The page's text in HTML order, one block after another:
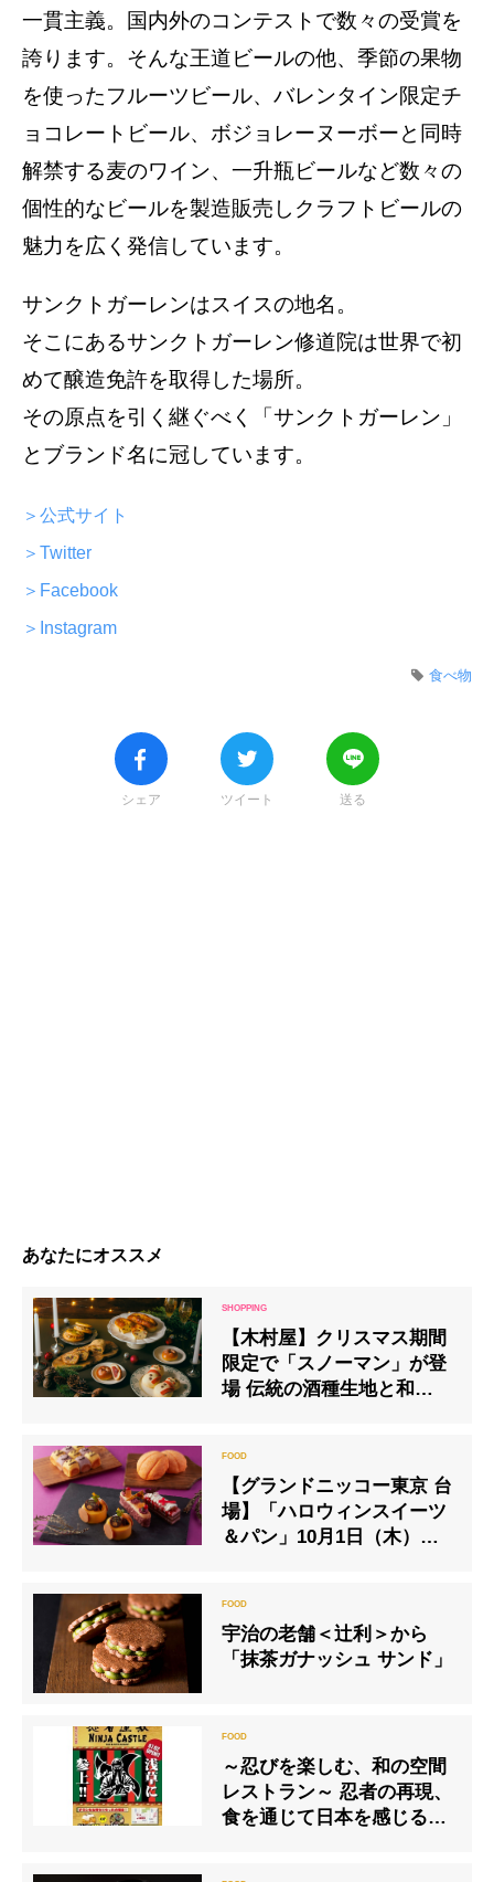
一貫主義。国内外のコンテストで数々の受賞を
誇ります。そんな王道ビールの他、季節の果物
を使ったフルーツビール、バレンタイン限定チ
ョコレートビール、ボジョレーヌーボーと同時
解禁する麦のワイン、一升瓶ビールなど数々の
個性的なビールを製造販売しクラフトビールの
魅力を広く発信しています。
サンクトガーレンはスイスの地名。
そこにあるサンクトガーレン修道院は世界で初
めて醸造免許を取得した場所。
その原点を引く継ぐべく「サンクトガーレン」
とブランド名に冠しています。
＞公式サイト
＞Twitter
＞Facebook
＞Instagram
食べ物
シェア ツイート 送る
あなたにオススメ
【木村屋】クリスマス期間
限定で「スノーマン」が登
場 伝統の酒種生地と和の素
【グランドニッコー東京 台
場】「ハロウィンスイーツ
＆パン」10月1日（木）よ
宇治の老舗＜辻利＞から
「抹茶ガナッシュ サンド」
～忍びを楽しむ、和の空間
レストラン～ 忍者の再現、
食を通じて日本を感じる